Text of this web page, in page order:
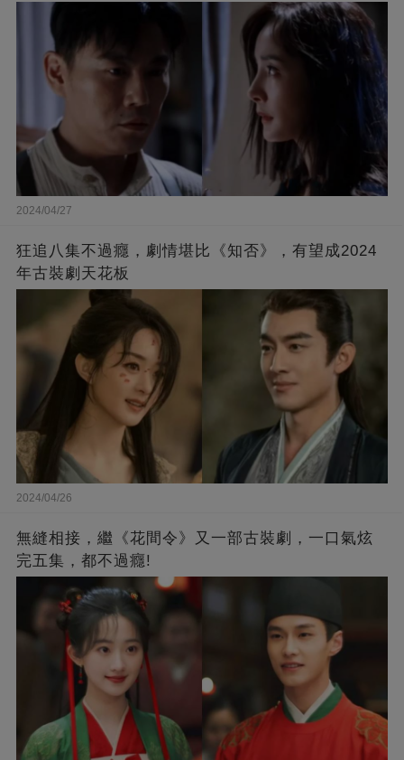
2024/04/27
狂追八集不過癮，劇情堪比《知否》，有望成2024
年古裝劇天花板
2024/04/26
無縫相接，繼《花間令》又一部古裝劇，一口氣炫
完五集，都不過癮!